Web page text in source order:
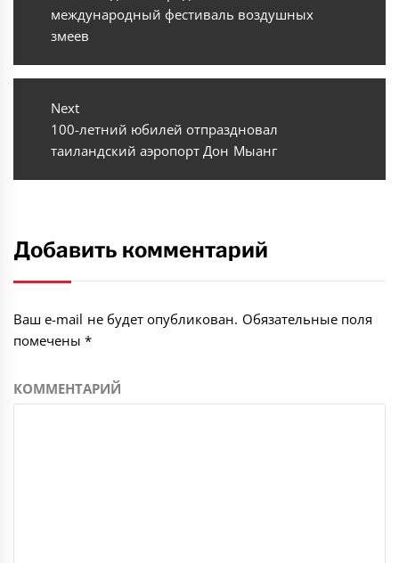
записям
post:
международный фестиваль воздушных
змеев
Next
Next
post:
100-летний юбилей отпраздновал
таиландский аэропорт Дон Мыанг
Добавить комментарий
Ваш e-mail не будет опубликован. Обязательные поля
помечены*
КОММЕНТАРИЙ